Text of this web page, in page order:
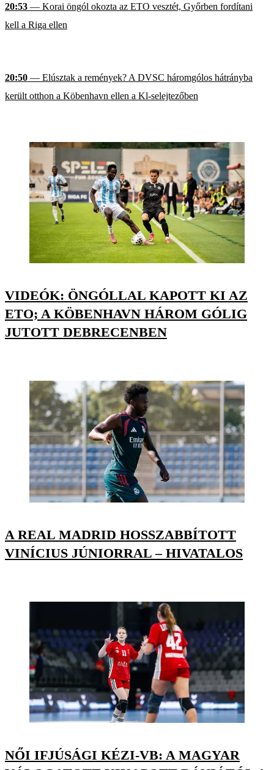
20:53 — Korai öngól okozta az ETO vesztét, Győrben fordítani
kell a Riga ellen
20:50 — Elúsztak a remények? A DVSC háromgólos hátrányba
került otthon a Köbenhavn ellen a Kl-selejtezőben
VIDEÓK: ÖNGÓLLAL KAPOTT KI AZ
ETO; A KÖBENHAVN HÁROM GÓLIG
JUTOTT DEBRECENBEN
A REAL MADRID HOSSZABBÍTOTT
VINÍCIUS JÚNIORRAL – HIVATALOS
NŐI IFJÚSÁGI KÉZI-VB: A MAGYAR